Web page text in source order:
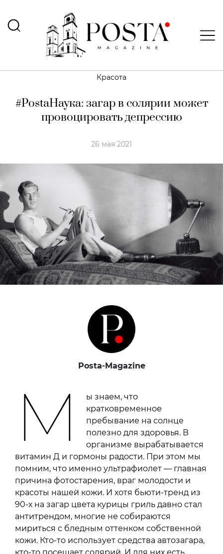
Красота
#PostaНаука: загар в солярии может
провоцировать депрессию
26 мая 2021
Posta-Magazine
М
ы знаем, что
кратковременное
пребывание на солнце
полезно для здоровья. В
организме вырабатывается
витамин Д и гормоны радости. При этом мы
помним, что именно ультрафиолет — главная
причина фотостарения, враг молодости и
красоты нашей кожи. И хотя бьюти-тренд из
90-х на загар цвета курицы гриль давно стал
антитрендом, многие не собираются
мириться с бледным оттенком собственной
кожи. Кто-то использует средства автозагара,